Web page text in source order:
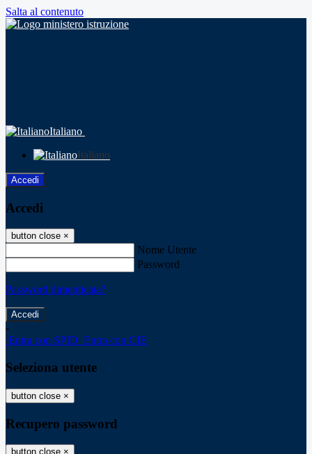
Salta al contenuto
Italiano
Italiano
Accedi
Accedi
button close ×
Nome Utente
Password
Password dimenticata?
-
Entra con SPID Entra con CIE
Seleziona utente
button close ×
Recupero password
button close ×